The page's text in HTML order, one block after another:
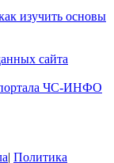
изучить основы
сайта
портала ЧС-ИНФО
| Политика